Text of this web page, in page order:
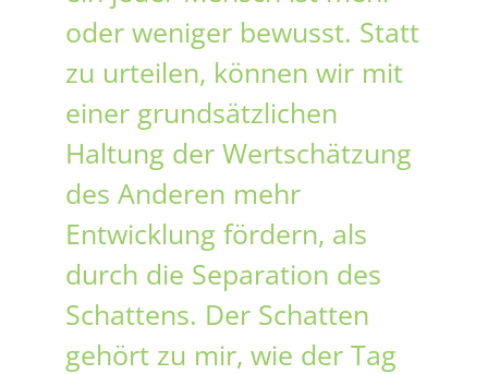
oder weniger bewusst. Statt
zu urteilen, können wir mit
einer grundsätzlichen
Haltung der Wertschätzung
des Anderen mehr
Entwicklung fördern, als
durch die Separation des
Schattens. Der Schatten
gehört zu mir, wie der Tag